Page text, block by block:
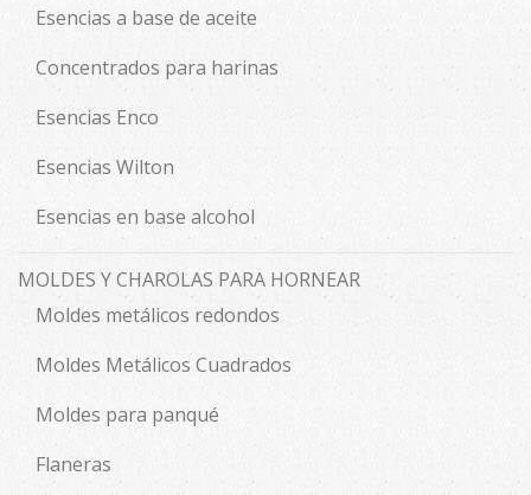
Esencias a base de aceite
Concentrados para harinas
Esencias Enco
Esencias Wilton
Esencias en base alcohol
MOLDES Y CHAROLAS PARA HORNEAR
Moldes metálicos redondos
Moldes Metálicos Cuadrados
Moldes para panqué
Flaneras